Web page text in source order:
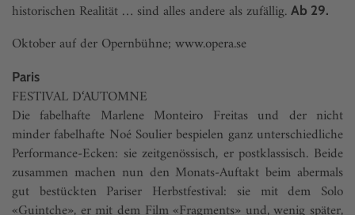
historischen Realität … sind alles andere als zufällig. Ab 29.
Oktober auf der Opernbühne; www.opera.se
Paris
FESTIVAL D‘AUTOMNE
Die fabelhafte Marlene Monteiro Freitas und der nicht
minder fabelhafte Noé Soulier bespielen ganz unterschiedliche
Performance-Ecken: sie zeitgenössisch, er postklassisch. Beide
zusammen machen nun den Monats-Auftakt beim abermals
gut bestückten Pariser Herbstfestival: sie mit dem Solo